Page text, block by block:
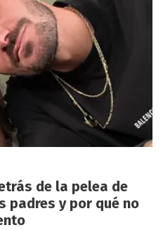
de la pelea de
padres y por qué no